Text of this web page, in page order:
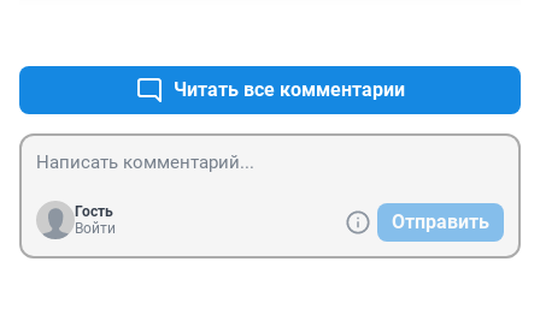
Причём увешаны орденами и медалями с ног до
головы - за год их участия в войне полученными.
Вопросов не вызывает?
Читать все комментарии
Гость
Войти
Отправить